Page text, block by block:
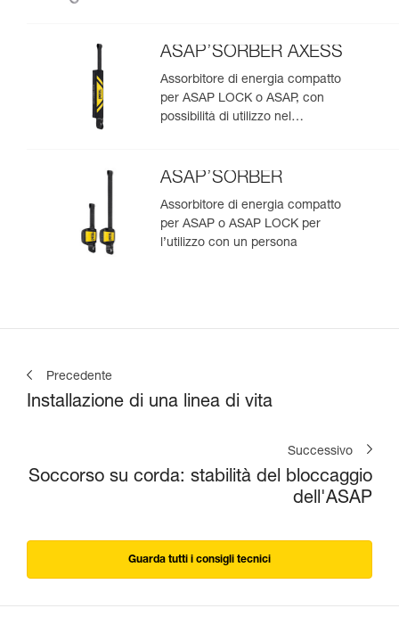
ASAP’SORBER AXESS
Assorbitore di energia compatto
per ASAP LOCK o ASAP, con
possibilità di utilizzo nel
ASAP’SORBER
Assorbitore di energia compatto
per ASAP o ASAP LOCK per
l’utilizzo con un persona
Precedente
Installazione di una linea di vita
Successivo
Soccorso su corda: stabilità del bloccaggio
dell'ASAP
Guarda tutti i consigli tecnici